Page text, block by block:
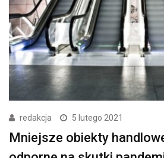
redakcja 5 lutego 2021
Mniejsze obiekty